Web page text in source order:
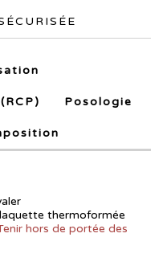
Posologie
thermoformée
hors de portée des